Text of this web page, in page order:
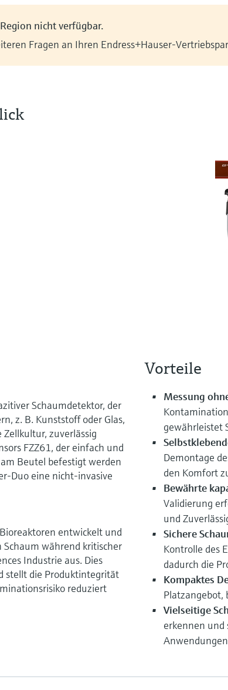
nicht verfügbar.
Fragen an Ihren Endress+Hauser-
Schaumdetektor, der
z. B. Kunststoff oder Glas,
zuverlässig
FZZ61, der einfach und
Beutel befestigt werden
Duo eine nicht-invasive
entwickelt und
während kritischer
Industrie aus. Dies
stellt die Produktintegrität
reduziert
Vorteile
Messung
gewährleistet
Demontage
den Komfort
Bewährte
Validierung
und
Sichere
Kontrolle des
dadurch die
Kompaktes
Platzangebot,
Vielseitige
erkennen und